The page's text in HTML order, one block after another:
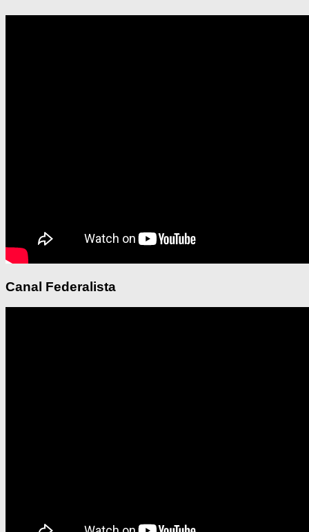
Canal Federalista